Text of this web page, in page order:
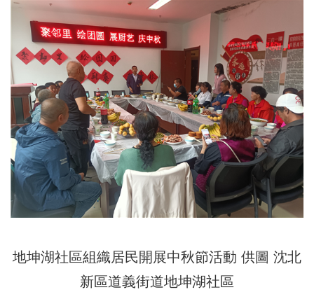
地坤湖社區組織居民開展中秋節活動 供圖 沈北
新區道義街道地坤湖社區